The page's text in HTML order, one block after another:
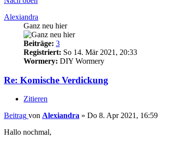
Alexiandra
Ganz neu hier
Beiträge: 3
Registriert: So 14. Mär 2021, 20:33
Wormery: DIY Wormery
Re: Komische Verdickung
Zitieren
Beitrag von Alexiandra » Do 8. Apr 2021, 16:59
Hallo nochmal,